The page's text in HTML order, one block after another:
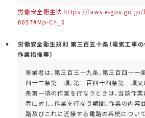
労働安全衛生法 https://laws.e-
0057#Mp-Ch_6
労働安全衛生規則 第三百五十条（電気工事
作業指揮等）
事業者は、第三百三十九条、第三百四十一
四十二条第一項、第三百四十四条第一項
条第一項の作業を行なうときは、当該作
者に対し、作業を行なう期間、作業の内容
路及びこれに近接する電路の系統について